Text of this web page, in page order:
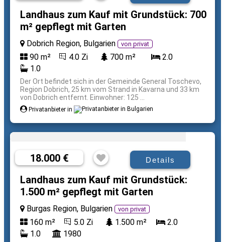
Landhaus zum Kauf mit Grundstück: 700
m² gepflegt mit Garten
Dobrich Region, Bulgarien von privat
90 m² 4.0 Zi 700 m²
2.0
1.0
Der Ort befindet sich in der Gemeinde General Toschevo,
Region Dobrich, 25 km vom Strand in Kavarna und 33 km
von Dobrich entfernt. Einwohner: 125 ...
Privatanbieter in
18.000 € Details
Landhaus zum Kauf mit Grundstück:
1.500 m² gepflegt mit Garten
Burgas Region, Bulgarien von privat
160 m² 5.0 Zi 1.500 m²
2.0
1.0
1980